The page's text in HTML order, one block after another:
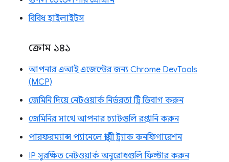
বিবিধ হাইলাইটস
ক্রোম ১৪১
আপনার এআই এজেন্টের জন্য Chrome DevTools
(MCP)
জেমিনি দিয়ে নেটওয়ার্ক নির্ভরতা ট্রি ডিবাগ করুন
জেমিনির সাথে আপনার চ্যাটগুলি রপ্তানি করুন
পারফরম্যান্স প্যানেলে স্থায়ী ট্র্যাক কনফিগারেশন
IP সুরক্ষিত নেটওয়ার্ক অনুরোধগুলি ফিল্টার করুন